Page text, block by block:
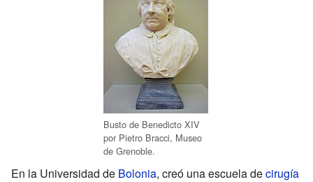
Busto de Benedicto XIV
por Pietro Bracci, Museo
de Grenoble.
En la Universidad de Bolonia, creó una escuela decirugía